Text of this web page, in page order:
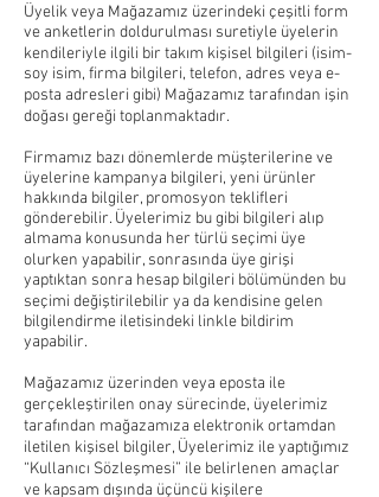
Üyelik veya Mağazamız üzerindeki çeşitli form
ve anketlerin doldurulması suretiyle üyelerin
kendileriyle ilgili bir takım kişisel bilgileri (isim-
soy isim, firma bilgileri, telefon, adres veya e-
posta adresleri gibi) Mağazamız tarafından işin
doğası gereği toplanmaktadır.
Firmamız bazı dönemlerde müşterilerine ve
üyelerine kampanya bilgileri, yeni ürünler
hakkında bilgiler, promosyon teklifleri
gönderebilir. Üyelerimiz bu gibi bilgileri alıp
almama konusunda her türlü seçimi üye
olurken yapabilir, sonrasında üye girişi
yaptıktan sonra hesap bilgileri bölümünden bu
seçimi değiştirilebilir ya da kendisine gelen
bilgilendirme iletisindeki linkle bildirim
yapabilir.
Mağazamız üzerinden veya eposta ile
gerçekleştirilen onay sürecinde, üyelerimiz
tarafından mağazamıza elektronik ortamdan
iletilen kişisel bilgiler, Üyelerimiz ile yaptığımız
“Kullanıcı Sözleşmesi” ile belirlenen amaçlar
ve kapsam dışında üçüncü kişilere